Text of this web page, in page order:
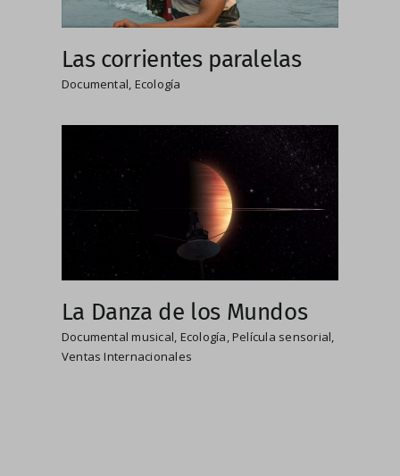
Las corrientes paralelas
Documental, Ecología
La Danza de los Mundos
Documental musical, Ecología,Película sensorial,
Ventas Internacionales